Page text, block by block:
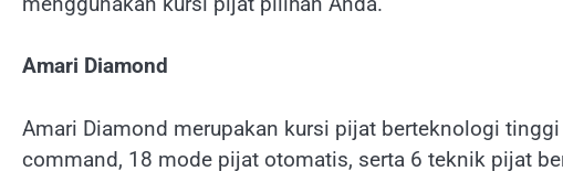
Amari Diamond
Amari Diamond merupakan kursi pijat berteknologi
command, 18 mode pijat otomatis, serta 6 teknik pijat